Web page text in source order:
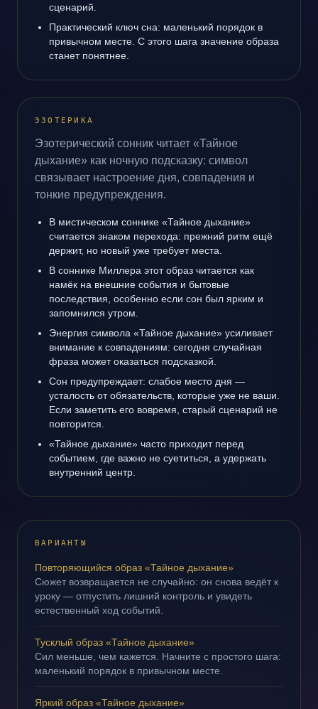
сценарий.
Практический ключ сна: маленький порядок в
привычном месте. С этого шага значение образа
станет понятнее.
ЭЗОТЕРИКА
Эзотерический сонник читает «Тайное
дыхание» как ночную подсказку: символ
связывает настроение дня, совпадения и
тонкие предупреждения.
В мистическом соннике «Тайное дыхание»
считается знаком перехода: прежний ритм ещё
держит, но новый уже требует места.
В соннике Миллера этот образ читается как
намёк на внешние события и бытовые
последствия, особенно если сон был ярким и
запомнился утром.
Энергия символа «Тайное дыхание» усиливает
внимание к совпадениям: сегодня случайная
фраза может оказаться подсказкой.
Сон предупреждает: слабое место дня —
усталость от обязательств, которые уже не ваши.
Если заметить его вовремя, старый сценарий не
повторится.
«Тайное дыхание» часто приходит перед
событием, где важно не суетиться, а удержать
внутренний центр.
ВАРИАНТЫ
Повторяющийся образ «Тайное дыхание»
Сюжет возвращается не случайно: он снова ведёт к
уроку — отпустить лишний контроль и увидеть
естественный ход событий.
Тусклый образ «Тайное дыхание»
Сил меньше, чем кажется. Начните с простого шага:
маленький порядок в привычном месте.
Яркий образ «Тайное дыхание»